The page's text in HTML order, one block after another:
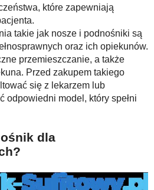
które zapewniają
takie jak nosze i podnośniki są
oraz ich opiekunów.
przemieszczanie, a także
Przed zakupem takiego
się z lekarzem lub
odpowiedni model, który spełni
dla